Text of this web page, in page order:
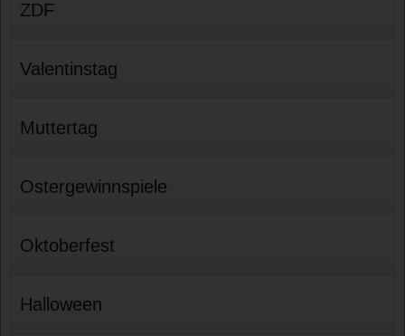
ZDF
Valentinstag
Muttertag
Ostergewinnspiele
Oktoberfest
Halloween